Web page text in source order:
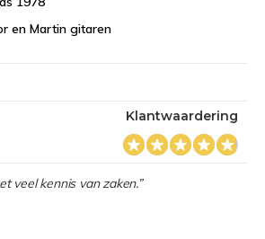
en Martin gitaren
Klantwaardering
veel kennis van zaken.”